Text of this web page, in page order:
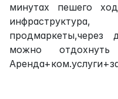
минутах пешего
можно